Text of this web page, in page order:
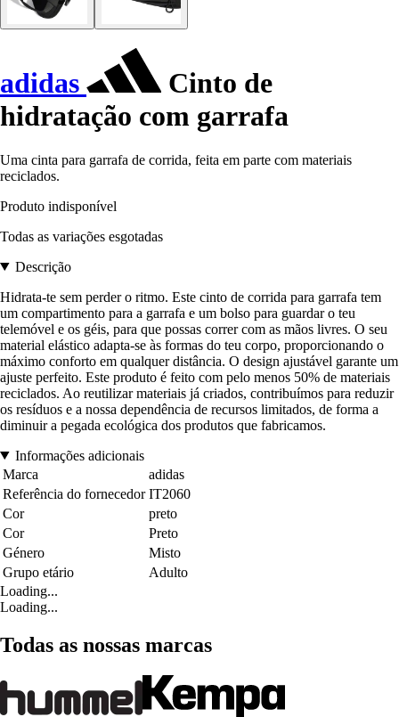
adidas
Cinto de
hidratação com garrafa
Uma cinta para garrafa de corrida, feita em parte com materiais
reciclados.
Produto indisponível
Todas as variações esgotadas
Descrição
Hidrata-te sem perder o ritmo. Este cinto de corrida para garrafa tem
um compartimento para a garrafa e um bolso para guardar o teu
telemóvel e os géis, para que possas correr com as mãos livres. O seu
material elástico adapta-se às formas do teu corpo, proporcionando o
máximo conforto em qualquer distância. O design ajustável garante um
ajuste perfeito. Este produto é feito com pelo menos 50% de materiais
reciclados. Ao reutilizar materiais já criados, contribuímos para reduzir
os resíduos e a nossa dependência de recursos limitados, de forma a
diminuir a pegada ecológica dos produtos que fabricamos.
Informações adicionais
Marca
adidas
Referência do fornecedor IT2060
Cor
preto
Cor
Preto
Género
Misto
Grupo etário
Adulto
Loading...
Loading...
Todas as nossas marcas